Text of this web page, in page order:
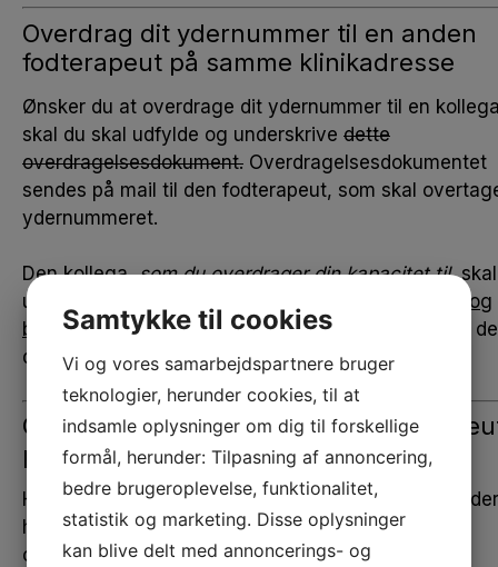
Overdrag dit ydernummer til en anden
fodterapeut på samme klinikadresse
Ønsker du at overdrage dit ydernummer til en
skal du skal udfylde og underskrive dette
overdragelsesdokument. Overdragelsesdokumentet
sendes på mail til den fodterapeut, som skal
ydernummeret.
Den kollega,som du overdrager din kapacitet til, skal
udfylde et
ansøgningsskema, samtykkeerklæring og
børneattest.Overdragelsesdokumentet uploades i
digitale ansøgningsskema.
Overdrag dit ydernummer til
på ny klinikadresse
Hvis du overdrager dit ydernummer til en kollega, der
har en anden klinikadresse end dit, skal du være
opmærksom på, at det kan blive betragtet som en
Samtykke til cookies
Vi og vores samarbejdspartnere bruger
teknologier, herunder cookies, til at
indsamle oplysninger om dig til forskellige
formål, herunder: Tilpasning af annoncering,
bedre brugeroplevelse, funktionalitet,
statistik og marketing. Disse oplysninger
kan blive delt med annoncerings- og